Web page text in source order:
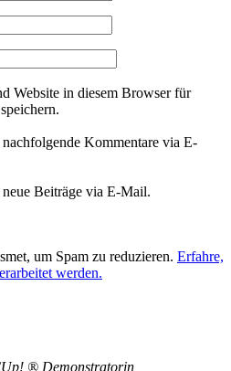
Website in diesem Browser für
Kommentare via E-
Beiträge via E-Mail.
um Spam zu reduzieren. Erfahre,
werden.
® Demonstratorin